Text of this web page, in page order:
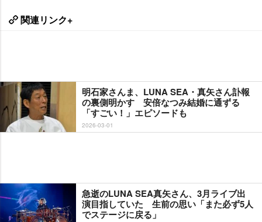
関連リンク+
明石家さんま、LUNA SEA・真矢さん訃報
の裏側明かす 安倍なつみ結婚に通ずる
「すごい！」エピソードも
2026-03-01
急逝のLUNA SEA真矢さん、3月ライブ出
演目指していた 生前の思い「また必ず5人
でステージに戻る」